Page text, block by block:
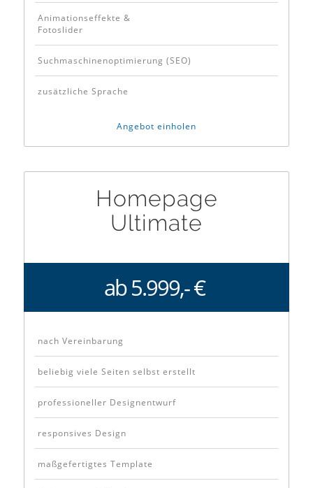
Animationseffekte &
Fotoslider
Suchmaschinenoptimierung (SEO)
zusätzliche Sprache
Angebot einholen
Homepage
Ultimate
ab 5.999,- €
nach Vereinbarung
beliebig viele Seiten selbst erstellt
professioneller Designentwurf
responsives Design
maßgefertigtes Template